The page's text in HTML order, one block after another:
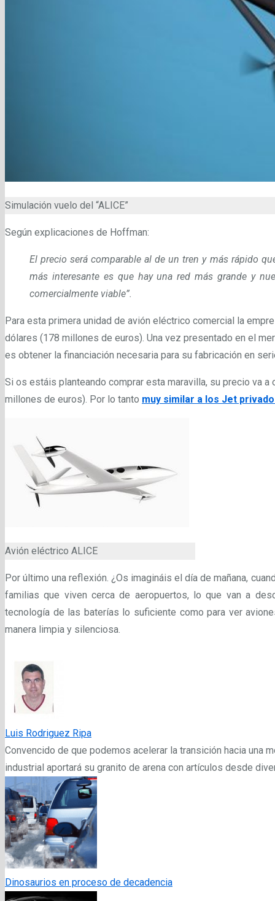
Simulación vuelo del “ALICE”
Según explicaciones de Hoffman:
El precio será comparable al de un tren y más rápido
más interesante es que hay una red más grande y
comercialmente viable”.
Para esta primera unidad de avión eléctrico comercial la
dólares (178 millones de euros). Una vez presentado en el
es obtener la financiación necesaria para su fabricación en
Si os estáis planteando comprar esta maravilla, su precio va
millones de euros). Por lo tanto muy similar a los Jet
Avión eléctrico ALICE
Por último una reflexión. ¿Os imagináis el día de mañana,
familias que viven cerca de aeropuertos, lo que van a
tecnología de las baterías lo suficiente como para ver
manera limpia y silenciosa.
Luis Rodriguez Ripa
Convencido de que podemos acelerar la transición hacia una
industrial aportará su granito de arena con artículos desde
Dinosaurios en proceso de decadencia